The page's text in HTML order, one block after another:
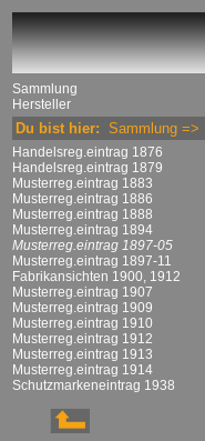
Sammlung
Hersteller
Du bist hier: Sammlung =>
Handelsreg.eintrag 1876
Handelsreg.eintrag 1879
Musterreg.eintrag 1883
Musterreg.eintrag 1886
Musterreg.eintrag 1888
Musterreg.eintrag 1894
Musterreg.eintrag 1897-05
Musterreg.eintrag 1897-11
Fabrikansichten 1900, 1912
Musterreg.eintrag 1907
Musterreg.eintrag 1909
Musterreg.eintrag 1910
Musterreg.eintrag 1912
Musterreg.eintrag 1913
Musterreg.eintrag 1914
Schutzmarkeneintrag 1938